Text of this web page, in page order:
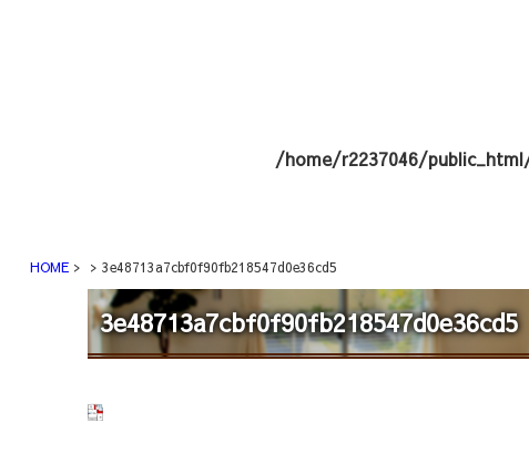
/home/r2237046/
HOME 3e48713a7cbf0f90fb218547d0e36cd5
3e48713a7cbf0f90fb218547d0e36cd5